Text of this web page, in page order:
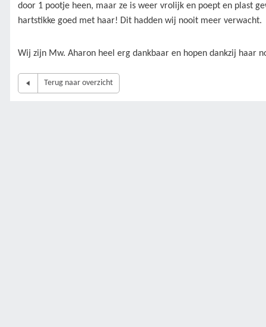
door 1 pootje heen, maar ze is weer vrolijk en poept en plast
hartstikke goed met haar! Dit hadden wij nooit meer verwacht.
Wij zijn Mw. Aharon heel erg dankbaar en hopen dankzij haar
Terug naar overzicht